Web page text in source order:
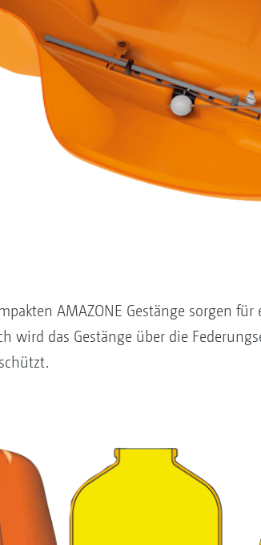
AMAZONE Gestänge sorgen
wird das Gestänge über die